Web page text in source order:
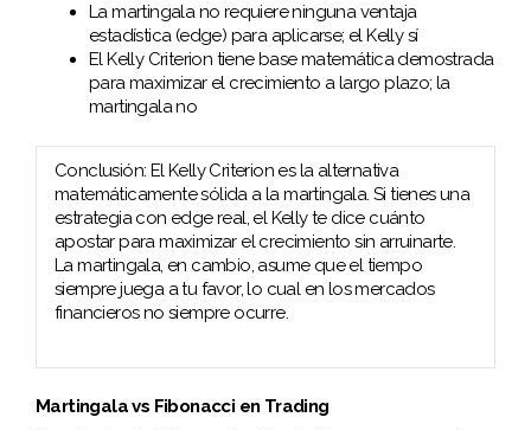
La martingala no requiere ninguna ventaja
estadística (edge) para aplicarse; el Kelly sí
El Kelly Criterion tiene base matemática demostrada
para maximizar el crecimiento a largo plazo; la
martingala no
Conclusión: El Kelly Criterion es la alternativa
matemáticamente sólida a la martingala. Si tienes una
estrategia con edge real, el Kelly te dice cuánto
apostar para maximizar el crecimiento sin arruinarte.
La martingala, en cambio, asume que el tiempo
siempre juega a tu favor, lo cual en los mercados
financieros no siempre ocurre.
Martingala vs Fibonacci en Trading